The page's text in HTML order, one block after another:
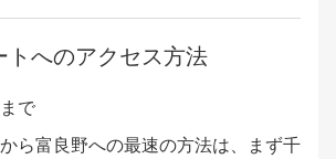
トへのアクセス方法
で
ら富良野への最速の方法は、まず千